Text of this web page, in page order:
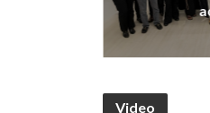
Video